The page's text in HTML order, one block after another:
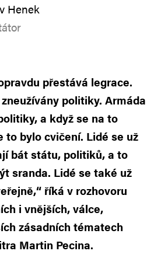
Henek
přestává legrace.
politiky. Armáda
a když se na to
to bylo cvičení. Lidé se už
bát státu, politiků, a to
sranda. Lidé se také už
říká v rozhovoru
i vnějších, válce,
zásadních tématech
Martin Pecina.